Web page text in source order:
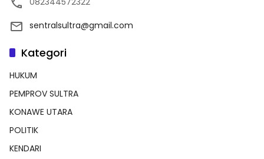
sentralsultra@gmail.com
Kategori
HUKUM
PEMPROV SULTRA
KONAWE UTARA
POLITIK
KENDARI